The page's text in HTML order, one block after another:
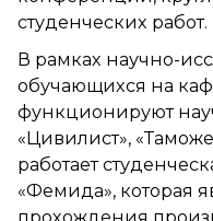
студенческих работ.
В рамках научно-
обучающихся на
функционируют
«Цивилист»,
работает
«Фемида», которая
прохождения